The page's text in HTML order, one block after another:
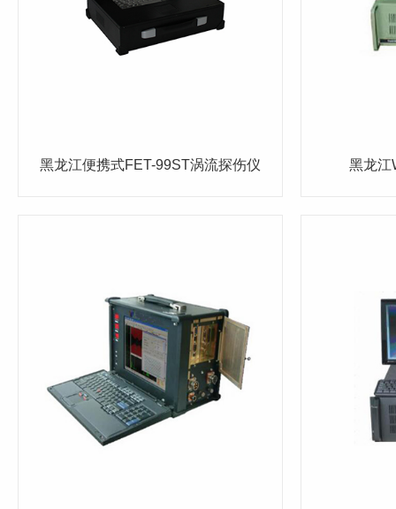
黑龙江便携式FET-99ST涡流探伤仪 黑龙江